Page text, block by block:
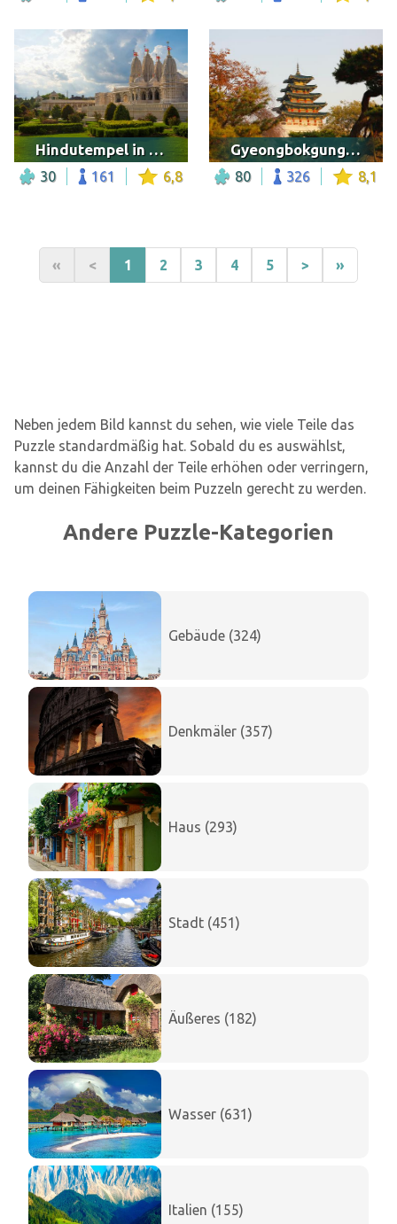
Hindutempel in Houston, Texas
30 161 6,8
Gyeongbokgung Palace Surrounded by Trees
80 326 8,1
« < 1 2 3 4 5 > »
Neben jedem Bild kannst du sehen, wie viele Teile das
Puzzle standardmäßig hat. Sobald du es auswählst,
kannst du die Anzahl der Teile erhöhen oder verringern,
um deinen Fähigkeiten beim Puzzeln gerecht zu werden.
Andere Puzzle-Kategorien
Gebäude (324)
Denkmäler (357)
Haus (293)
Stadt (451)
Äußeres (182)
Wasser (631)
Italien (155)